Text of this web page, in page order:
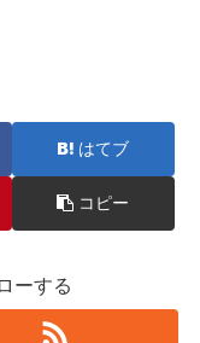
はてブ
コピー
ーする